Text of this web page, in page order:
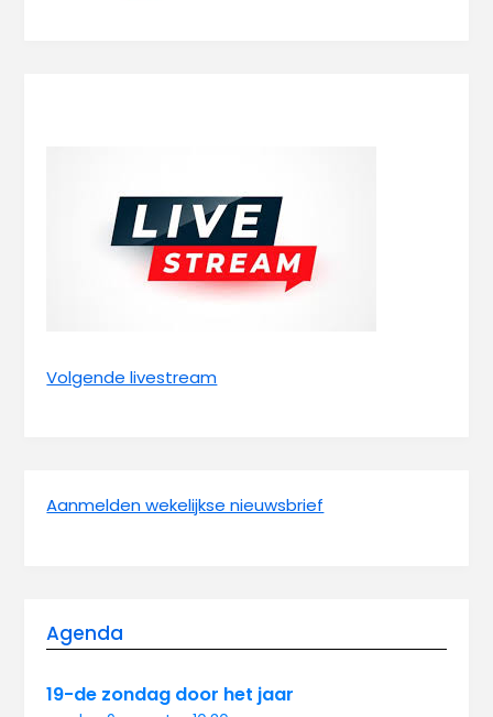
Volgende livestream
Aanmelden wekelijkse nieuwsbrief
Agenda
19-de zondag door het jaar